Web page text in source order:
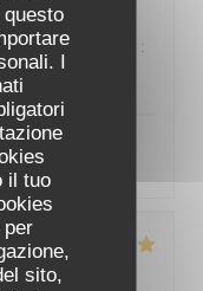
I
il tuo
per
sito,
/5 Qualità / Prezzo
: